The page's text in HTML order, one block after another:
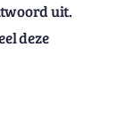
uit.
deze